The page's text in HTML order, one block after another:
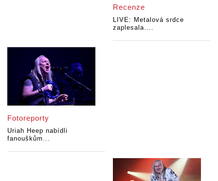
Recenze
LIVE: Metalová srdce
zaplesala....
Fotoreporty
Uriah Heep nabídli
fanouškům...